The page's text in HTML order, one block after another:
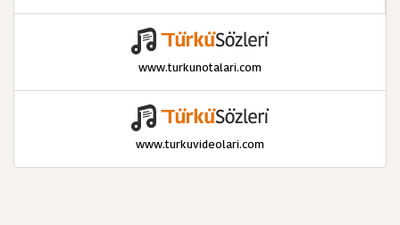
www.turkunotalari.com
www.turkuvideolari.com